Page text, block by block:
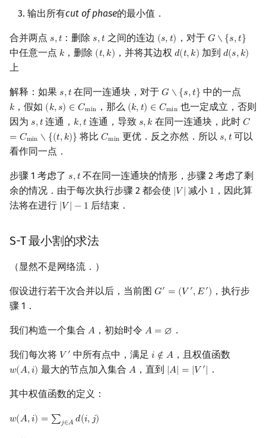
连分数
Stern–Brocot 树与 Farey
二次域
Pell 方程
输出所有cut of phase的最小值．
合并两点 𝑠,𝑡
s,t ：删除 𝑠,𝑡
s,t 之间的连边 (𝑠,𝑡)
(s,t) ，对于 𝐺 ∖ {𝑠,𝑡}
G∖{s,t}
中任意一点 𝑘
k ，删除 (𝑡,𝑘)
(t,k) ，并将其边权 𝑑(𝑡,𝑘)
d(t, k) 加到 𝑑(𝑠,𝑘)
d(s,k)
上
解释：如果 𝑠,𝑡
s,t 在同一连通块，对于𝐺 ∖ {𝑠,𝑡}
G∖{s,t} 中的一点
𝑘
k ，假如 (𝑘,𝑠) ∈ 𝐶min
(k,s)∈C min ，那么 (𝑘,𝑡) ∈ 𝐶min
(k,t)∈C min
也一定成立，否则
因为 𝑠,𝑡
s,t 连通， 𝑘,𝑡
k,t 连通，导致 𝑠,𝑘
s,k 在同一连通块，此时 𝐶
= 𝐶min ∖ {(𝑡,𝑘)}
C=
将比𝐶min
Cmin更优．反之亦然．所以 𝑠,𝑡
s,t 可以
看作同一点．
步骤 1 考虑了 𝑠,𝑡
s,t 不在同一连通块的情形，步骤 2 考虑了剩
余的情况．由于每次执行步骤 2 都会使 |𝑉|
V 减小 1
1 ，因此算
法将在进行 |𝑉| − 1
V −1 后结束．
S-T 最小割的求法
（显然不是网络流．）
假设进行若干次合并以后，当前图 𝐺′ = (𝑉 ′,𝐸′)
G′= (V ,E′ )
，执行步
骤 1．
我们构造一个集合 𝐴
A ，初始时令 𝐴 = ∅
A= ∅ ．
我们每次将 𝑉 ′
V′ 中所有点中，满足𝑖 ∉ 𝐴
i ∉A ，且权值函数
𝑤(𝐴,𝑖)
w(A,i) 最大的节点加入集合 𝐴
A，直到 |𝐴| = |𝑉 ′|
|A| =|V | ．
其中权值函数的定义：
𝑤(𝐴,𝑖) = ∑𝑗∈𝐴 𝑑(𝑖,𝑗)
w(A,i)= ∑j∈Ad(i,j )